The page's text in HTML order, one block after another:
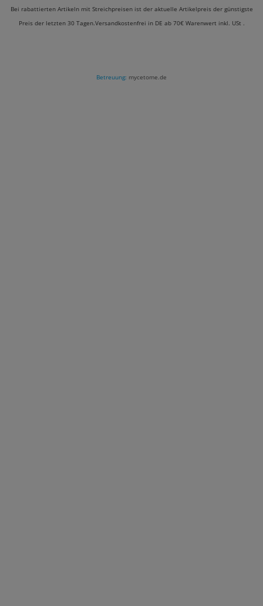
Bei rabattierten Artikeln mit Streichpreisen ist der aktuelle Artikelpreis der günstigste
Preis der letzten 30 Tagen.Versandkostenfrei in DE ab 70€ Warenwert inkl. USt .
Betreuung: mycetome.de